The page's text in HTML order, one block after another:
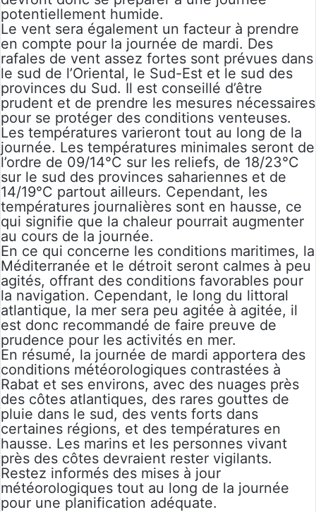
potentiellement humide.
Le vent sera également un facteur à prendre
en compte pour la journée de mardi. Des
rafales de vent assez fortes sont prévues dans
le sud de l’Oriental, le Sud-Est et le sud des
provinces du Sud. Il est conseillé d’être
prudent et de prendre les mesures nécessaires
pour se protéger des conditions venteuses.
Les températures varieront tout au long de la
journée. Les températures minimales seront de
l’ordre de 09/14°C sur les reliefs, de 18/23°C
sur le sud des provinces sahariennes et de
14/19°C partout ailleurs. Cependant, les
températures journalières sont en hausse, ce
qui signifie que la chaleur pourrait augmenter
au cours de la journée.
En ce qui concerne les conditions maritimes, la
Méditerranée et le détroit seront calmes à peu
agités, offrant des conditions favorables pour
la navigation. Cependant, le long du littoral
atlantique, la mer sera peu agitée à agitée, il
est donc recommandé de faire preuve de
prudence pour les activités en mer.
En résumé, la journée de mardi apportera des
conditions météorologiques contrastées à
Rabat et ses environs, avec des nuages près
des côtes atlantiques, des rares gouttes de
pluie dans le sud, des vents forts dans
certaines régions, et des températures en
hausse. Les marins et les personnes vivant
près des côtes devraient rester vigilants.
Restez informés des mises à jour
météorologiques tout au long de la journée
pour une planification adéquate.